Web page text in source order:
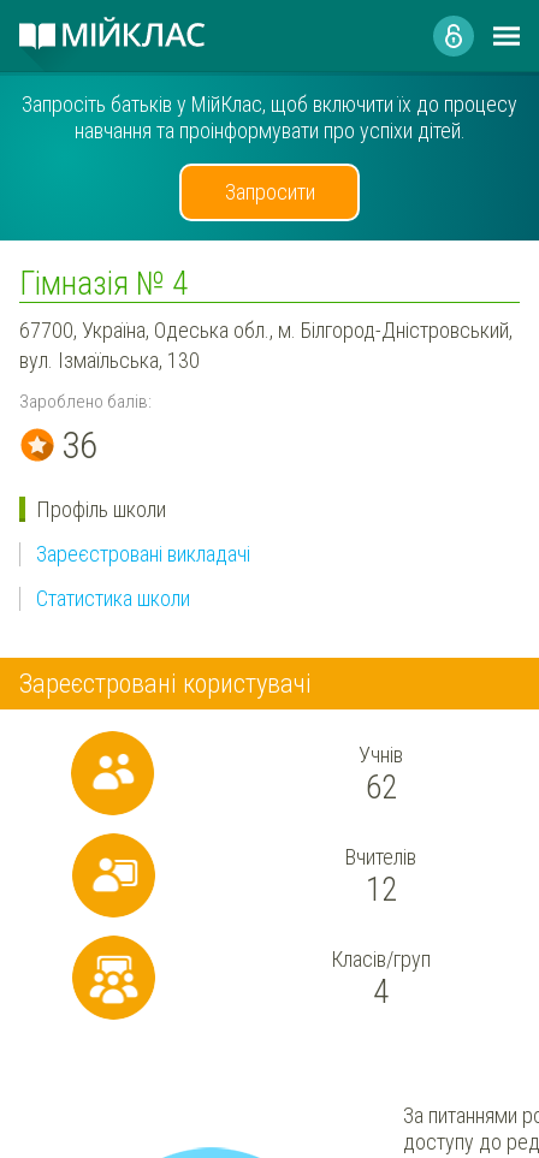
Запросіть батьків у МійКлас, щоб включити їх до процесу
навчання та проінформувати про успіхи дітей.
Запросити
Гімназія № 4
67700, Україна, Одеська обл., м. Білгород-Дністровський,
вул. Ізмаїльська, 130
Зароблено балів:
36
Профіль школи
Зареєстровані викладачі
Статистика школи
Зареєстровані користувачі
Учнів
62
Вчителів
12
Класів/груп
4
За питаннями
доступу до